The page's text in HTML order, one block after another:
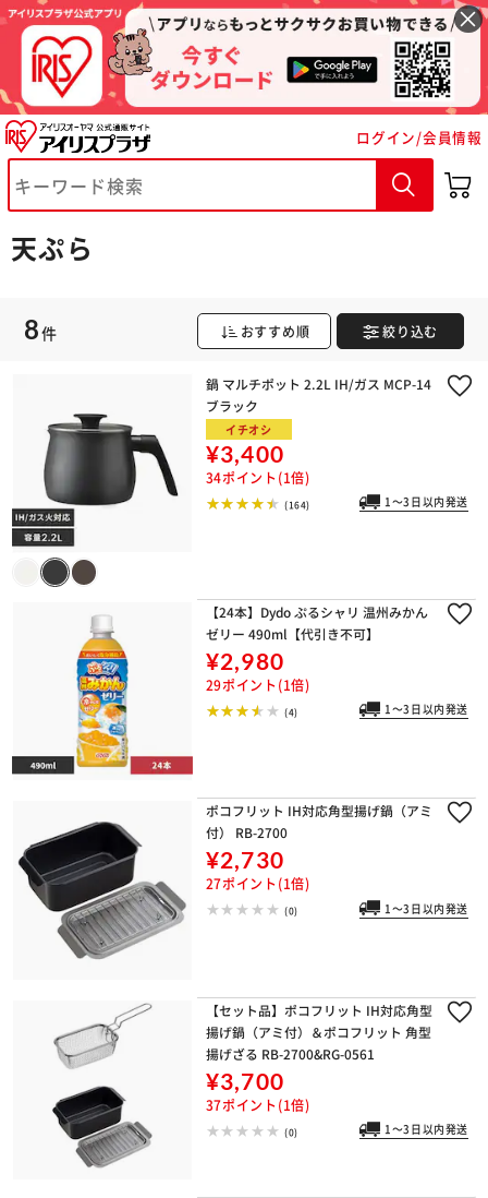
ログイン/会員情報
天ぷら
8件 おすすめ順 絞り込む
鍋 マルチポット 2.2L IH/ガス MCP-14
ブラック
イチオシ
¥3,400
34ポイント(1倍)
(164) 1～3日以内発送
【24本】Dydo ぷるシャリ 温州みかん
ゼリー 490ml【代引き不可】
¥2,980
29ポイント(1倍)
(4) 1～3日以内発送
ポコフリット IH対応角型揚げ鍋（アミ
付） RB-2700
¥2,730
27ポイント(1倍)
(0) 1～3日以内発送
【セット品】ポコフリット IH対応角型
揚げ鍋（アミ付）＆ポコフリット 角型
揚げざる RB-2700&RG-0561
¥3,700
37ポイント(1倍)
(0) 1～3日以内発送
※ご確認ください